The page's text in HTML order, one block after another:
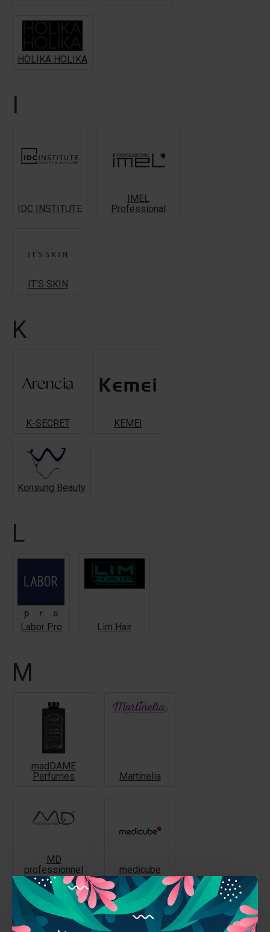
HOLIKA HOLIKA
I
IDC INSTITUTE
IMEL
Professional
IT'S SKIN
K
K-SECRET KEMEI
Konsung Beauty
L
Labor Pro Lim Hair
M
madDAME
Perfumes
Martinelia
MD
professionnel
medicube